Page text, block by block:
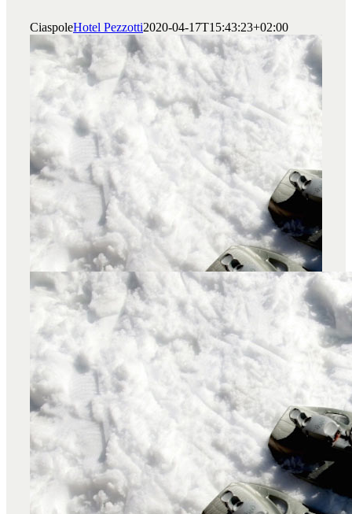
CiaspoleHotel Pezzotti2020-04-17T15:43:23+02:00